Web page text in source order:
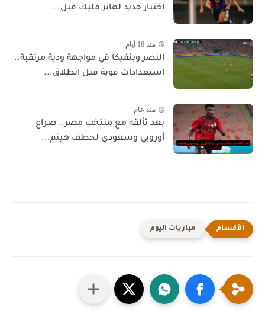
اختبار جديد لهانز فليك قبل...
منذ 16 أيام
النصر وبنفيكا في مواجهة ودية مرتقبة..
استعدادات قوية قبل انطلاق...
منذ عام
بعد تألقه مع منتخب مصر.. صراع
أوروبي وسعودي لخطف هيثم...
مباريات اليوم